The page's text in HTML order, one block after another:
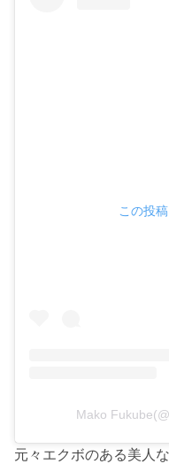
この投
Mako
元々エクボのある美人